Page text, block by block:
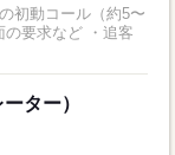
初動コール（約5〜
要求など ・追客
ター）